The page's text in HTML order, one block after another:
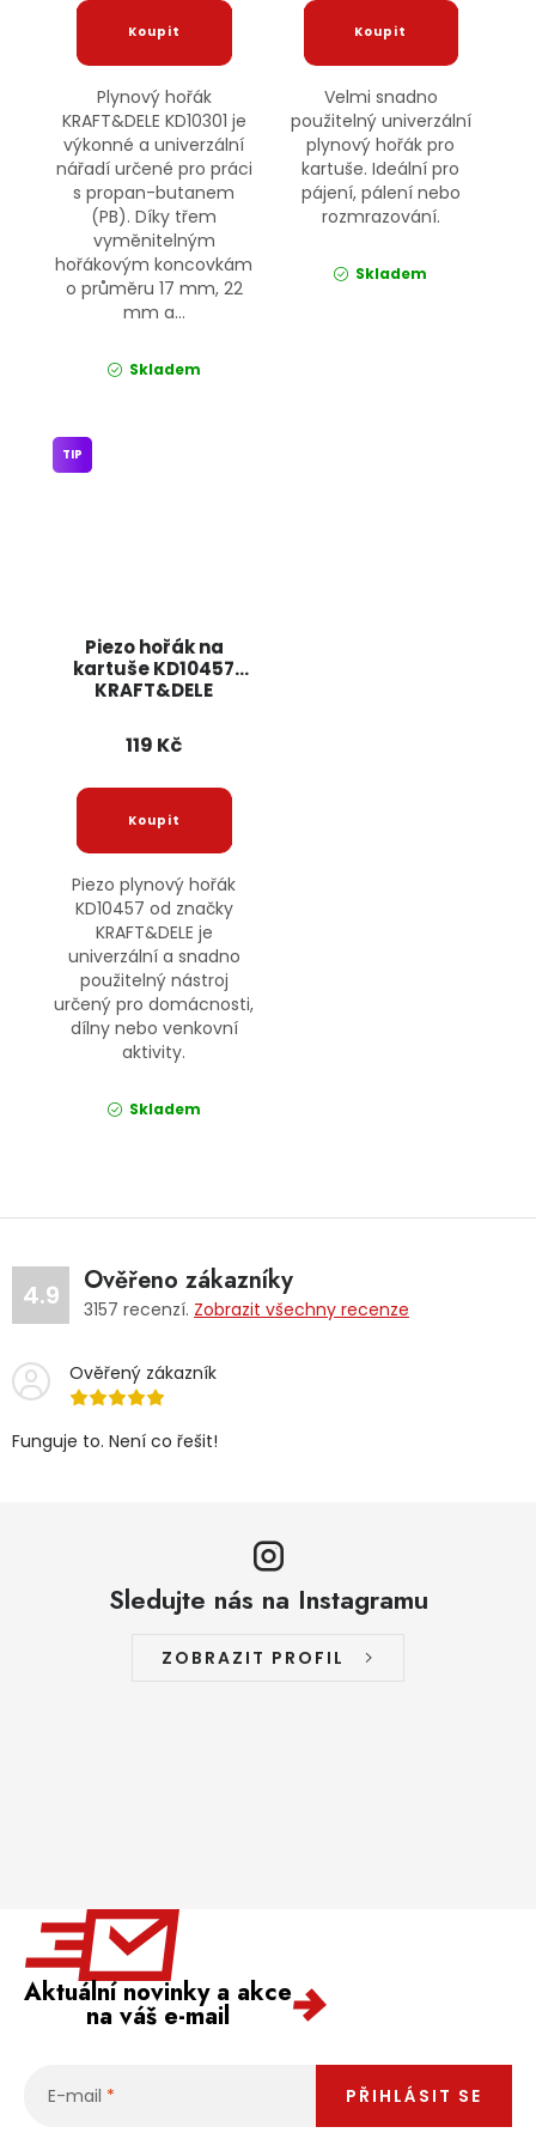
Plynový hořák
KRAFT&DELE KD10301 je
výkonné a univerzální
nářadí určené pro práci
s propan-butanem
(PB). Díky třem
vyměnitelným
hořákovým koncovkám
o průměru 17 mm, 22
mm a...
Skladem
Velmi snadno
použitelný univerzální
plynový hořák pro
kartuše. Ideální pro
pájení, pálení nebo
rozmrazování.
Skladem
Piezo hořák na
kartuše KD10457
KRAFT&DELE
TIP
119 Kč
Piezo plynový hořák
KD10457 od značky
KRAFT&DELE je
univerzální a snadno
použitelný nástroj
určený pro domácnosti,
dílny nebo venkovní
aktivity.
Skladem
4.9 Ověřeno zákazníky
3157 recenzí. Zobrazit všechny recenze
Ověřený zákazník
Funguje to. Není co řešit!
Sledujte nás na Instagramu
ZOBRAZIT PROFIL
Aktuální novinky a akce
na váš e-mail
E-mail PŘIHLÁSIT SE